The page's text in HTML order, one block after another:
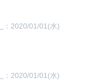
：2020/01/01(水)
：2020/01/01(水)